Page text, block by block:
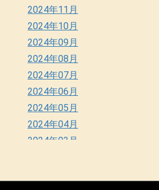
2024年11月
2024年10月
2024年09月
2024年08月
2024年07月
2024年06月
2024年05月
2024年04月
2024年03月